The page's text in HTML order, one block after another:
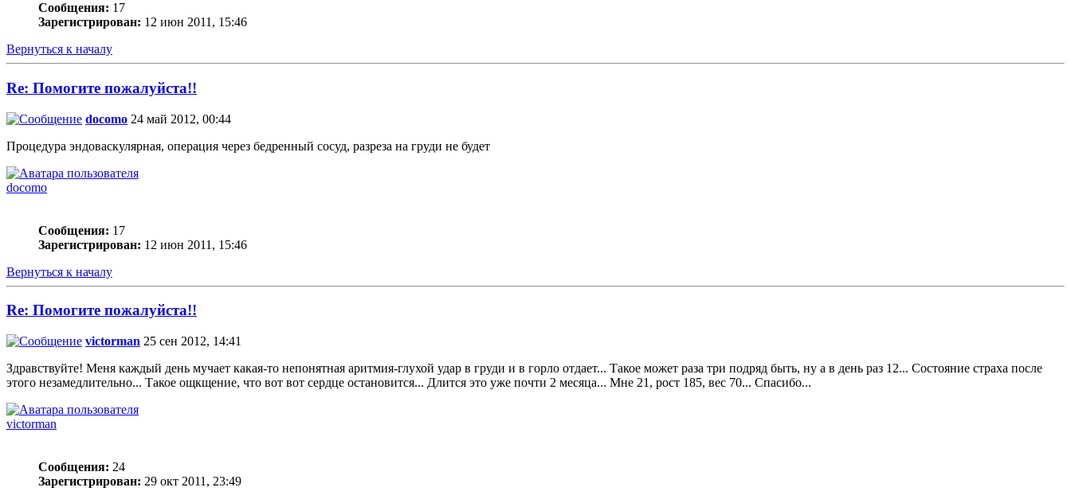
Сообщения: 17
Зарегистрирован: 12 июн 2011, 15:46
Вернуться к началу
Re: Помогите пожалуйста!!
docomo 24 май 2012, 00:44
Процедура эндоваскулярная, операция через бедренный сосуд, разреза на груди не будет
docomo
Сообщения: 17
Зарегистрирован: 12 июн 2011, 15:46
Вернуться к началу
Re: Помогите пожалуйста!!
victorman 25 сен 2012, 14:41
Здравствуйте! Меня каждый день мучает какая-то непонятная аритмия-глухой удар в груди и в горло отдает... Такое может раза три подряд быть, ну а в день раз 12... Состояние страха после
этого незамедлительно... Такое ощкщение, что вот вот сердце остановится... Длится это уже почти 2 месяца... Мне 21, рост 185, вес 70... Спасибо...
victorman
Сообщения: 24
Зарегистрирован: 29 окт 2011, 23:49